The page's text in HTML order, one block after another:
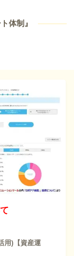
体制』
用) 【資産運